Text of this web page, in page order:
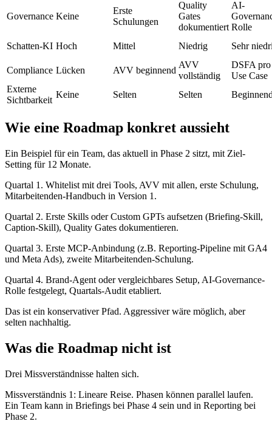
Governance Keine
Erste
Schulungen
Quality
Gates
dokumentiert
AI-
Rolle
Schatten-KI Hoch Mittel Niedrig Sehr
Compliance Lücken AVV beginnend
AVV
vollständig
DSFA pro
Use Case
Externe
Sichtbarkeit
Keine Selten Selten
Wie eine Roadmap konkret aussieht
Ein Beispiel für ein Team, das aktuell in Phase 2 sitzt, mit Ziel-
Setting für 12 Monate.
Quartal 1. Whitelist mit drei Tools, AVV mit allen, erste Schulung,
Mitarbeitenden-Handbuch in Version 1.
Quartal 2. Erste Skills oder Custom GPTs aufsetzen (Briefing-Skill,
Caption-Skill), Quality Gates dokumentieren.
Quartal 3. Erste MCP-Anbindung (z.B. Reporting-Pipeline mit GA4
und Meta Ads), zweite Mitarbeitenden-Schulung.
Quartal 4. Brand-Agent oder vergleichbares Setup, AI-Governance-
Rolle festgelegt, Quartals-Audit etabliert.
Das ist ein konservativer Pfad. Aggressiver wäre möglich, aber
selten nachhaltig.
Was die Roadmap nicht ist
Drei Missverständnisse halten sich.
Missverständnis 1: Lineare Reise. Phasen können parallel laufen.
Ein Team kann in Briefings bei Phase 4 sein und in Reporting bei
Phase 2.